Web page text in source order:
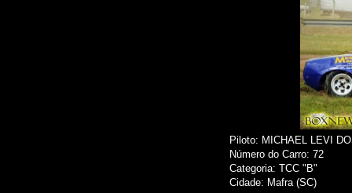
Piloto: MICHAEL LEVI
Número do Carro: 72
Categoria: TCC "B"
Cidade: Mafra (SC)